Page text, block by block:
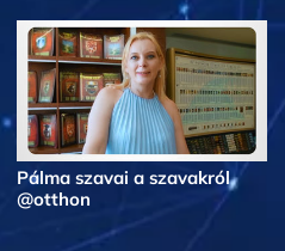
Pálma szavai a szavakról
@otthon